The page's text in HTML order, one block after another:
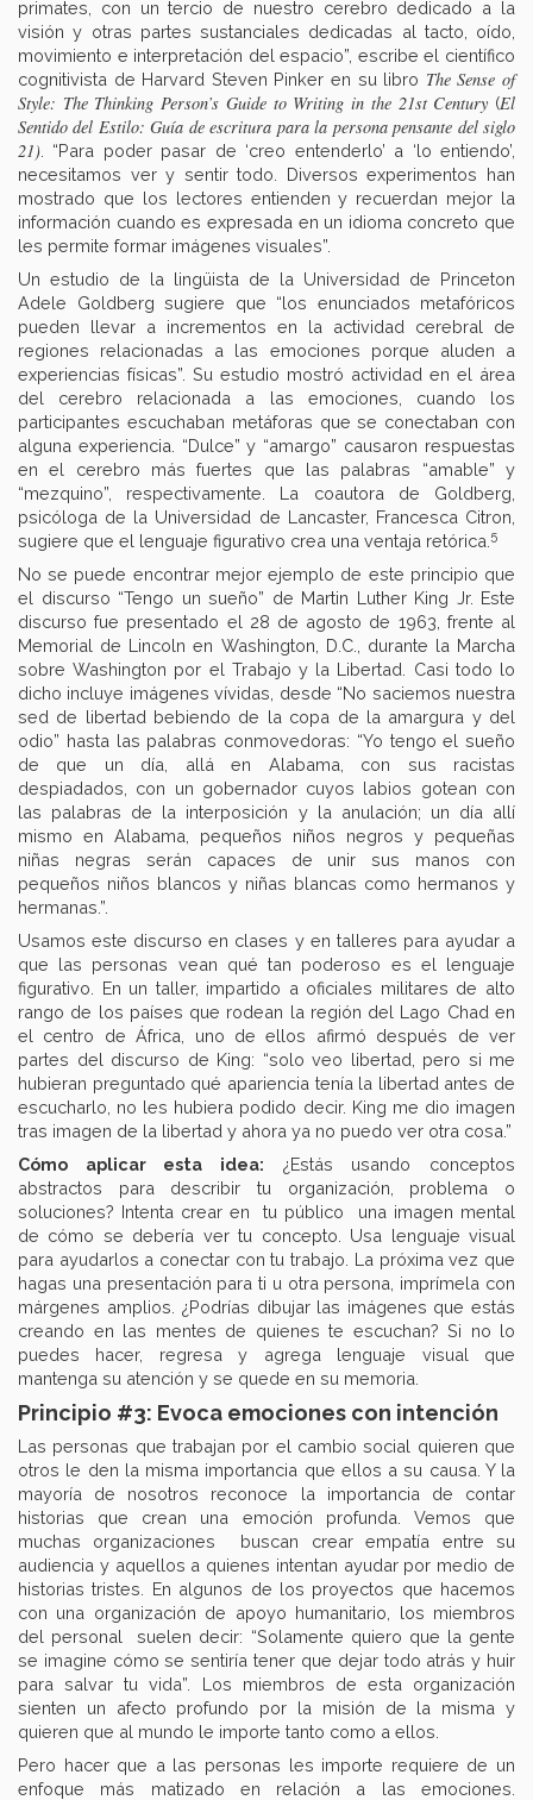
primates, con un tercio de nuestro cerebro dedicado a la
visión y otras partes sustanciales dedicadas al tacto, oído,
movimiento e interpretación del espacio”, escribe el científico
cognitivista de Harvard Steven Pinker en su libro The Sense of
Style: The Thinking Person’s Guide to Writing in the 21st Century (El
Sentido del Estilo: Guía de escritura para la persona pensante del siglo
21) . “Para poder pasar de ‘creo entenderlo’ a ‘lo entiendo’,
necesitamos ver y sentir todo. Diversos experimentos han
mostrado que los lectores entienden y recuerdan mejor la
información cuando es expresada en un idioma concreto que
les permite formar imágenes visuales”.
Un estudio de la lingüista de la Universidad de Princeton
Adele Goldberg sugiere que “los enunciados metafóricos
pueden llevar a incrementos en la actividad cerebral de
regiones relacionadas a las emociones porque aluden a
experiencias físicas”. Su estudio mostró actividad en el área
del cerebro relacionada a las emociones, cuando los
participantes escuchaban metáforas que se conectaban con
alguna experiencia. “Dulce” y “amargo” causaron respuestas
en el cerebro más fuertes que las palabras “amable” y
“mezquino”, respectivamente. La coautora de Goldberg,
psicóloga de la Universidad de Lancaster, Francesca Citron,
sugiere que el lenguaje figurativo crea una ventaja retórica. 5
No se puede encontrar mejor ejemplo de este principio que
el discurso “Tengo un sueño” de Martin Luther King Jr. Este
discurso fue presentado el 28 de agosto de 1963, frente al
Memorial de Lincoln en Washington, D.C., durante la Marcha
sobre Washington por el Trabajo y la Libertad. Casi todo lo
dicho incluye imágenes vívidas, desde “No saciemos nuestra
sed de libertad bebiendo de la copa de la amargura y del
odio” hasta las palabras conmovedoras: “Yo tengo el sueño
de que un día, allá en Alabama, con sus racistas
despiadados, con un gobernador cuyos labios gotean con
las palabras de la interposición y la anulación; un día allí
mismo en Alabama, pequeños niños negros y pequeñas
niñas negras serán capaces de unir sus manos con
pequeños niños blancos y niñas blancas como hermanos y
hermanas.”.
Usamos este discurso en clases y en talleres para ayudar a
que las personas vean qué tan poderoso es el lenguaje
figurativo. En un taller, impartido a oficiales militares de alto
rango de los países que rodean la región del Lago Chad en
el centro de África, uno de ellos afirmó después de ver
partes del discurso de King: “solo veo libertad, pero si me
hubieran preguntado qué apariencia tenía la libertad antes de
escucharlo, no les hubiera podido decir. King me dio imagen
tras imagen de la libertad y ahora ya no puedo ver otra cosa.”
Cómo aplicar esta idea: ¿Estás usando conceptos
abstractos para describir tu organización, problema o
soluciones? Intenta crear en tu público una imagen mental
de cómo se debería ver tu concepto. Usa lenguaje visual
para ayudarlos a conectar con tu trabajo. La próxima vez que
hagas una presentación para ti u otra persona, imprímela con
márgenes amplios. ¿Podrías dibujar las imágenes que estás
creando en las mentes de quienes te escuchan? Si no lo
puedes hacer, regresa y agrega lenguaje visual que
mantenga su atención y se quede en su memoria.
Principio #3: Evoca emociones con intención
Las personas que trabajan por el cambio social quieren que
otros le den la misma importancia que ellos a su causa. Y la
mayoría de nosotros reconoce la importancia de contar
historias que crean una emoción profunda. Vemos que
muchas organizaciones buscan crear empatía entre su
audiencia y aquellos a quienes intentan ayudar por medio de
historias tristes. En algunos de los proyectos que hacemos
con una organización de apoyo humanitario, los miembros
del personal suelen decir: “Solamente quiero que la gente
se imagine cómo se sentiría tener que dejar todo atrás y huir
para salvar tu vida”. Los miembros de esta organización
sienten un afecto profundo por la misión de la misma y
quieren que al mundo le importe tanto como a ellos.
Pero hacer que a las personas les importe requiere de un
enfoque más matizado en relación a las emociones.